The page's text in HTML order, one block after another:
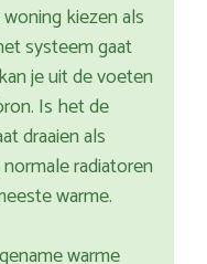
kiezen als
systeem gaat
je uit de voeten
Is het de
draaien als
radiatoren
warme.
warme